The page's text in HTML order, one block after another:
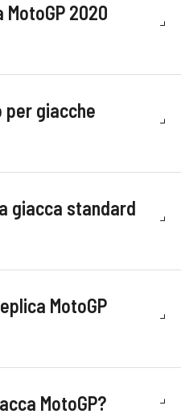
2020
per giacche
giacca standard
MotoGP
MotoGP?